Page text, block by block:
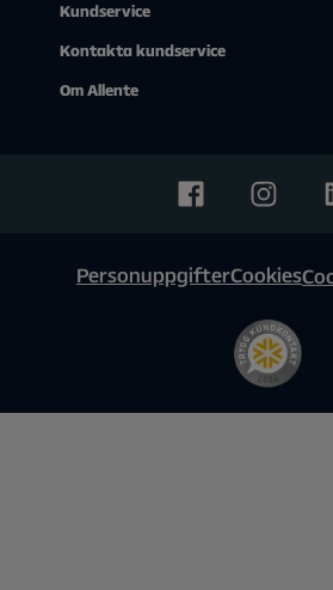
Kundservice
Kontakta kundservice
Om Allente
PersonuppgifterCookies